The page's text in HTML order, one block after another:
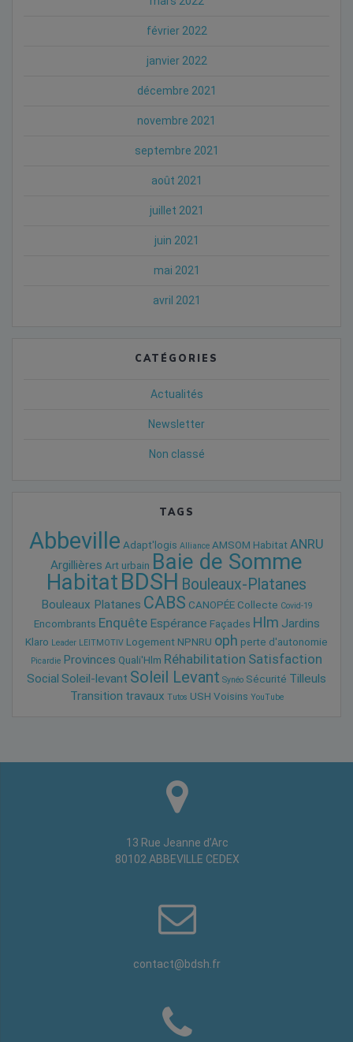
février 2022
janvier 2022
décembre 2021
novembre 2021
septembre 2021
août 2021
juillet 2021
juin 2021
mai 2021
avril 2021
CATÉGORIES
Actualités
Newsletter
Non classé
TAGS
Abbeville Adapt'logis Alliance AMSOM Habitat ANRU
Argillières Art urbain Baie de Somme
HabitatBDSH Bouleaux-Platanes
Bouleaux Platanes CABS CANOPÉE Collecte Covid-19
Encombrants Enquête Espérance Façades Hlm Jardins
Klaro Leader LEITMOTIV Logement NPNRU oph perte d'autonomie
Picardie Provinces Quali'Hlm Réhabilitation Satisfaction
Social Soleil-levant Soleil Levant Synéo Sécurité Tilleuls
Transition travaux Tutos USH Voisins YouTube
13 Rue Jeanne d’Arc
80102 ABBEVILLE CEDEX
contact@bdsh.fr